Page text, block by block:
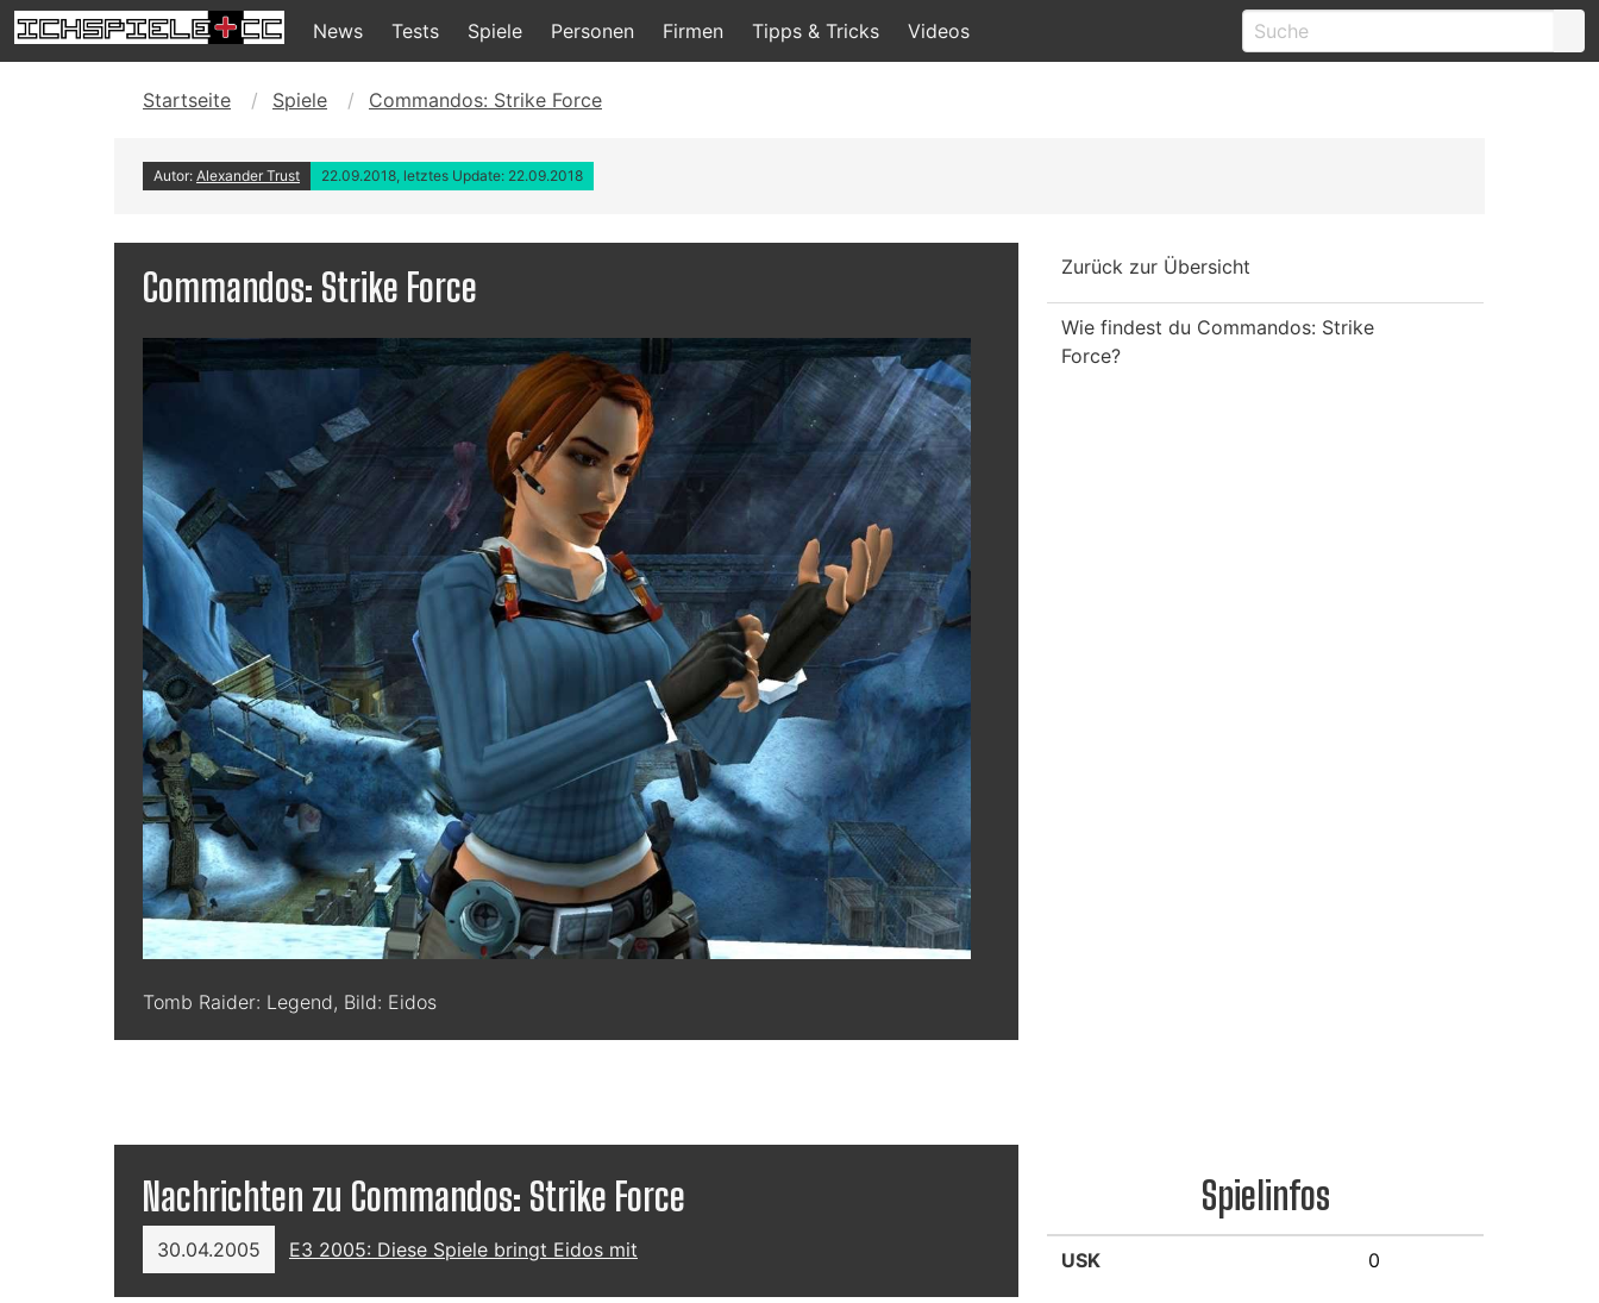
News Tests Spiele Personen Firmen Tipps & Tricks Videos
Startseite Spiele Commandos: Strike Force
Autor: Alexander Trust 22.09.2018, letztes Update: 22.09.2018
Commandos: Strike Force
Tomb Raider: Legend, Bild: Eidos
Nachrichten zu Commandos: Strike Force
30.04.2005 E3 2005: Diese Spiele bringt Eidos mit
Zurück zur Übersicht
Wie findest du Commandos: Strike
Force?
Spielinfos
USK 0